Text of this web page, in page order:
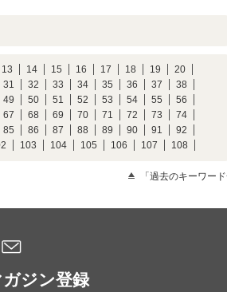
13 14 15 16 17 18 19
20
31 32 33 34 35 36 37
38
49 50 51 52 53 54 55
56
67 68 69 70 71 72 73
74
85 86 87 88 89 90 91
92
103 104 105 106 107 108
「過去のキーワー
ジン登録